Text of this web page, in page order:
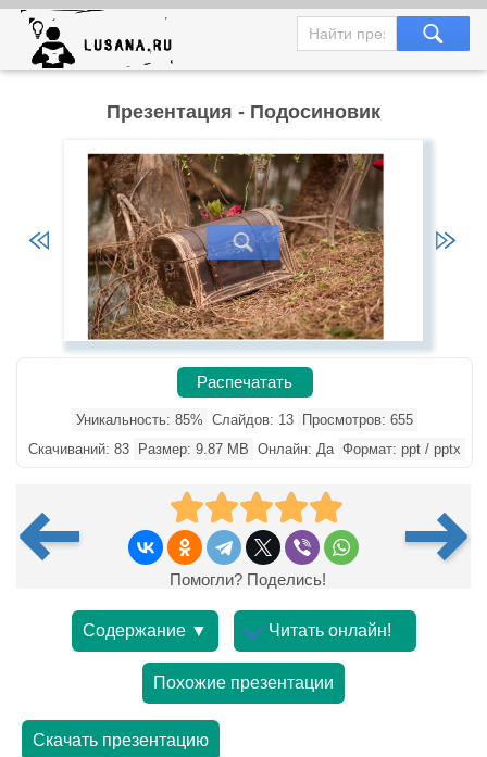
Презентация - Подосиновик
Распечатать
Уникальность: 85% Слайдов: 13
Просмотров: 655
Скачиваний: 83
Размер: 9.87 MB Онлайн: Да Формат: ppt / pptx
Помогли? Поделись!
Содержание ▼ Читать онлайн!
Похожие презентации
Скачать презентацию